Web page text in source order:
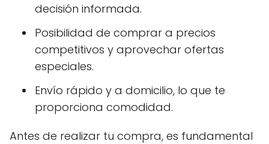
decisión informada.
Posibilidad de comprar a precios
competitivos y aprovechar ofertas
especiales.
Envío rápido y a domicilio, lo que te
proporciona comodidad.
Antes de realizar tu compra, es fundamental